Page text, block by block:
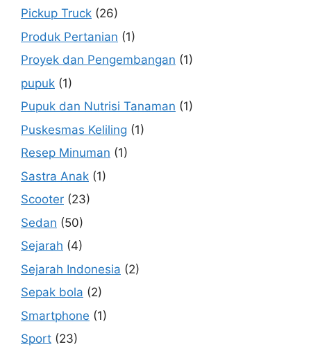
Pickup Truck (26)
Produk Pertanian (1)
Proyek dan Pengembangan (1)
pupuk (1)
Pupuk dan Nutrisi Tanaman (1)
Puskesmas Keliling (1)
Resep Minuman (1)
Sastra Anak (1)
Scooter (23)
Sedan (50)
Sejarah (4)
Sejarah Indonesia (2)
Sepak bola (2)
Smartphone (1)
Sport (23)